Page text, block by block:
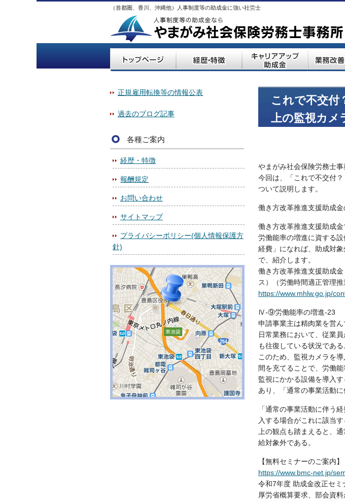
（首都圏、香川、沖縄他）人事制度等の助成金に強い社労士
これで不交付
上の監視カメ
やまがみ社会保険労務士
今回は、「これで不交付
ついて説明します。
働き方改革推進支援助成
働き方改革推進支援助成金
労働能率の増進に資する
経費」になれば、助成対
で、紹介します。
働き方改革推進支援助成
ス）（労働時間適正管理
https://www.mhlw.go.jp/
Ⅳ-⑨労働能率の増進-23
申請事業主は精肉業を営
日常業務において、従業
も往復している状況である
このため、監視カメラを
間を充てることで、労働
監視にかかる設備を導入
あり、「通常の事業活動
「通常の事業活動に伴う
入する場合がこれに該当
上の観点も踏まえると、
給対象外である。
【無料セミナーのご案内】
https://www.bmc-net.jp/
令和7年度 助成金改正セミ
厚労省概算要求、部会資
正規雇用転換等の情報公表
過去のブログ記事
各種ご案内
経歴・特徴
報酬規定
お問い合わせ
サイトマップ
プライバシーポリシー(個人情報保護方
針)